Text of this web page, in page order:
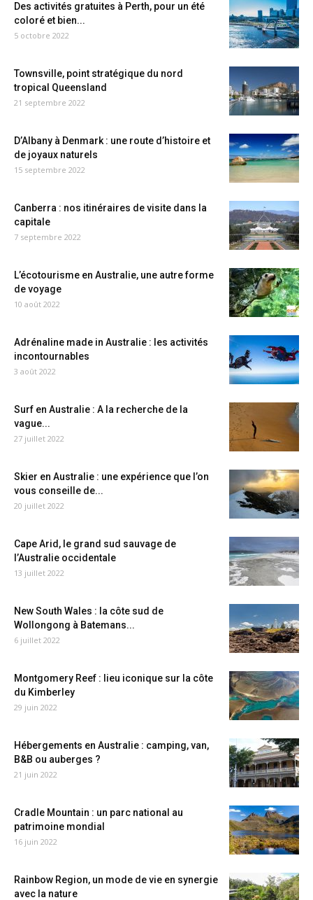
Des activités gratuites à Perth, pour un été
coloré et bien...
5 octobre 2022
Townsville, point stratégique du nord
tropical Queensland
21 septembre 2022
D’Albany à Denmark : une route d’histoire et
de joyaux naturels
15 septembre 2022
Canberra : nos itinéraires de visite dans la
capitale
7 septembre 2022
L’écotourisme en Australie, une autre forme
de voyage
10 août 2022
Adrénaline made in Australie : les activités
incontournables
3 août 2022
Surf en Australie : A la recherche de la
vague...
27 juillet 2022
Skier en Australie : une expérience que l’on
vous conseille de...
20 juillet 2022
Cape Arid, le grand sud sauvage de
l’Australie occidentale
13 juillet 2022
New South Wales : la côte sud de
Wollongong à Batemans...
6 juillet 2022
Montgomery Reef : lieu iconique sur la côte
du Kimberley
29 juin 2022
Hébergements en Australie : camping, van,
B&B ou auberges ?
21 juin 2022
Cradle Mountain : un parc national au
patrimoine mondial
16 juin 2022
Rainbow Region, un mode de vie en synergie
avec la nature